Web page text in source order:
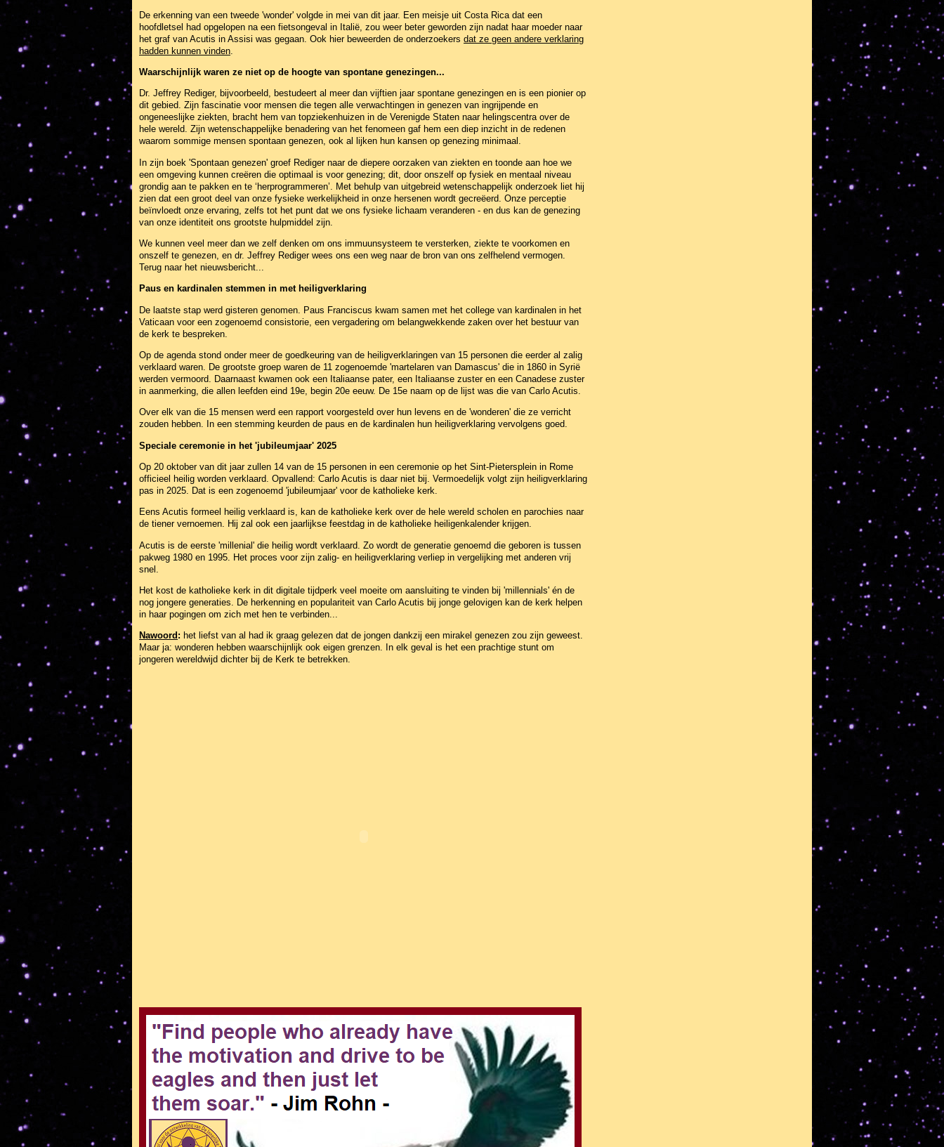
De erkenning van een tweede 'wonder' volgde in mei van dit jaar. Een meisje uit Costa Rica dat een
hoofdletsel had opgelopen na een fietsongeval in Italië, zou weer beter geworden zijn nadat haar moeder naar
het graf van Acutis in Assisi was gegaan. Ook hier beweerden de onderzoekers dat ze geen andere verklaring
hadden kunnen vinden
Waarschijnlijk waren ze niet op de hoogte van spontane genezingen...
Dr. Jeffrey Rediger, bijvoorbeeld, bestudeert al meer dan vijftien jaar spontane genezingen en is een pionier op
dit gebied. Zijn fascinatie voor mensen die tegen alle verwachtingen in genezen van ingrijpende en
ongeneeslijke ziekten, bracht hem van topziekenhuizen in de Verenigde Staten naar helingscentra over de
hele wereld. Zijn wetenschappelijke benadering van het fenomeen gaf hem een diep inzicht in de redenen
waarom sommige mensen spontaan genezen, ook al lijken hun kansen op genezing minimaal.
In zijn boek 'Spontaan genezen' groef Rediger naar de diepere oorzaken van ziekten en toonde aan hoe we
een omgeving kunnen creëren die optimaal is voor genezing; dit, door onszelf op fysiek en mentaal niveau
grondig aan te pakken en te ‘herprogrammeren’. Met behulp van uitgebreid wetenschappelijk onderzoek liet hij
zien dat een groot deel van onze fysieke werkelijkheid in onze hersenen wordt gecreëerd. Onze perceptie
beïnvloedt onze ervaring, zelfs tot het punt dat we ons fysieke lichaam veranderen - en dus kan de genezing
van onze identiteit ons grootste hulpmiddel zijn.
We kunnen veel meer dan we zelf denken om ons immuunsysteem te versterken, ziekte te voorkomen en
onszelf te genezen, en dr. Jeffrey Rediger wees ons een weg naar de bron van ons zelfhelend vermogen.
Terug naar het nieuwsbericht...
Paus en kardinalen stemmen in met heiligverklaring
De laatste stap werd gisteren genomen. Paus Franciscus kwam samen met het college van kardinalen in het
Vaticaan voor een zogenoemd consistorie, een vergadering om belangwekkende zaken over het bestuur van
de kerk te bespreken.
Op de agenda stond onder meer de goedkeuring van de heiligverklaringen van 15 personen die eerder al zalig
verklaard waren. De grootste groep waren de 11 zogenoemde 'martelaren van Damascus' die in 1860 in Syrië
werden vermoord. Daarnaast kwamen ook een Italiaanse pater, een Italiaanse zuster en een Canadese zuster
in aanmerking, die allen leefden eind 19e, begin 20e eeuw. De 15e naam op de lijst was die van Carlo Acutis.
Over elk van die 15 mensen werd een rapport voorgesteld over hun levens en de 'wonderen' die ze verricht
zouden hebben. In een stemming keurden de paus en de kardinalen hun heiligverklaring vervolgens goed.
Speciale ceremonie in het 'jubileumjaar' 2025
Op 20 oktober van dit jaar zullen 14 van de 15 personen in een ceremonie op het Sint-Pietersplein in Rome
officieel heilig worden verklaard. Opvallend: Carlo Acutis is daar niet bij. Vermoedelijk volgt zijn heiligverklaring
pas in 2025. Dat is een zogenoemd 'jubileumjaar' voor de katholieke kerk.
Eens Acutis formeel heilig verklaard is, kan de katholieke kerk over de hele wereld scholen en parochies naar
de tiener vernoemen. Hij zal ook een jaarlijkse feestdag in de katholieke heiligenkalender krijgen.
Acutis is de eerste 'millenial' die heilig wordt verklaard. Zo wordt de generatie genoemd die geboren is tussen
pakweg 1980 en 1995. Het proces voor zijn zalig- en heiligverklaring verliep in vergelijking met anderen vrij
snel.
Het kost de katholieke kerk in dit digitale tijdperk veel moeite om aansluiting te vinden bij 'millennials' én de
nog jongere generaties. De herkenning en populariteit van Carlo Acutis bij jonge gelovigen kan de kerk helpen
in haar pogingen om zich met hen te verbinden...
Nawoord : het liefst van al had ik graag gelezen dat de jongen dankzij een mirakel genezen zou zijn geweest.
Maar ja: wonderen hebben waarschijnlijk ook eigen grenzen. In elk geval is het een prachtige stunt om
jongeren wereldwijd dichter bij de Kerk te betrekken.